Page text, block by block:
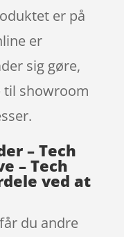
er på
er
sig gøre,
til showroom
– Tech
– Tech
ved at
du andre